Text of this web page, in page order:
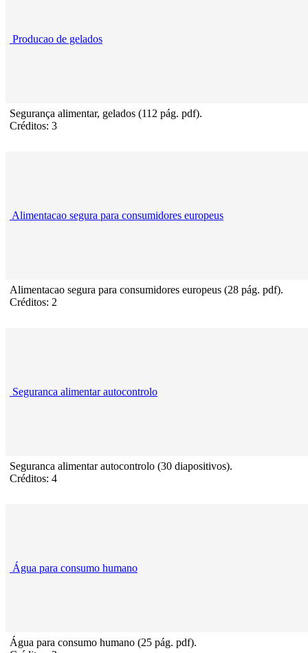
Producao de gelados
Segurança alimentar, gelados (112 pág. pdf).
Créditos: 3
Alimentacao segura para consumidores europeus
Alimentacao segura para consumidores europeus (28 pág. pdf).
Créditos: 2
Seguranca alimentar autocontrolo
Seguranca alimentar autocontrolo (30 diapositivos).
Créditos: 4
Água para consumo humano
Água para consumo humano (25 pág. pdf).